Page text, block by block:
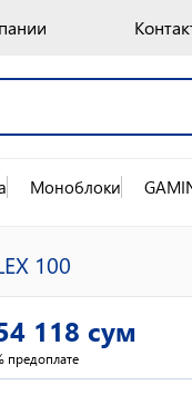
Моноблоки
100
118 сум
предоплате